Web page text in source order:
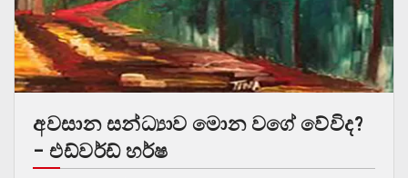
අවසාන සන්ධ්‍යාව මොන වගේ වේවිද?
– එඩ්වර්ඩ් හර්ෂ